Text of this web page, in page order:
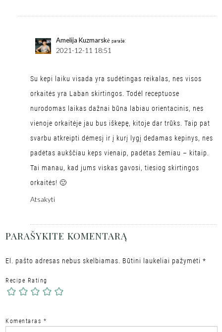
Amelija Kuzmarskė parašė:
2021-12-11 18:51
Su kepi laiku visada yra sudėtingas reikalas, nes visos
orkaitės yra Laban skirtingos. Todėl receptuose
nurodomas laikas dažnai būna labiau orientacinis, nes
vienoje orkaitėje jau bus iškepę, kitoje dar trūks. Taip pat
svarbu atkreipti dėmesį ir į kurį lygį dedamas kepinys, nes
padėtas aukščiau keps vienaip, padėtas žemiau – kitaip.
Tai manau, kad jums viskas gavosi, tiesiog skirtingos
orkaitės! 🙂
Atsakyti
PARAŠYKITE KOMENTARĄ
El. pašto adresas nebus skelbiamas. Būtini laukeliai pažymėti*
Recipe Rating
Komentaras *